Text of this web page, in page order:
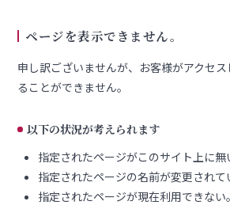
ページを表示できません。
申し訳ございませんが、お客様がアクセ
ることができません。
以下の状況が考えられます
指定されたページがこのサイト上に無
指定されたページの名前が変更されて
指定されたページが現在利用できない。